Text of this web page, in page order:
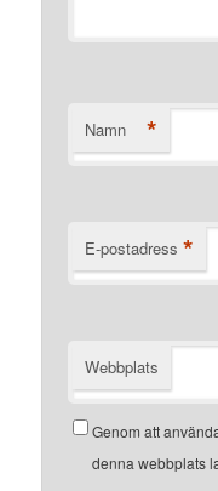
Namn *
E-postadress *
Webbplats
Genom att
denna webbplats